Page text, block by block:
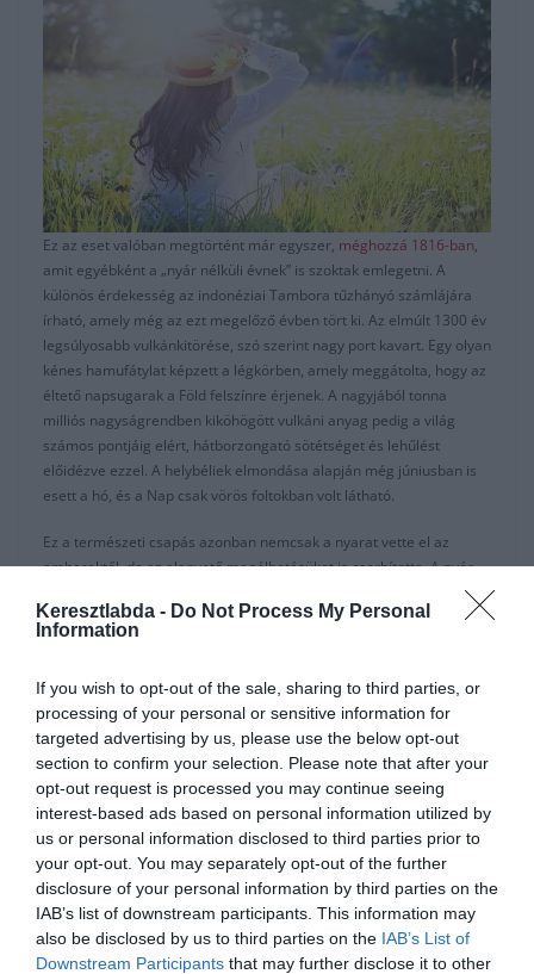
Keresztlabda - Do Not Process My Personal
Information
If you wish to opt-out of the sale, sharing to third parties, or
processing of your personal or sensitive information for
targeted advertising by us, please use the below opt-out
section to confirm your selection. Please note that after your
opt-out request is processed you may continue seeing
interest-based ads based on personal information utilized by
us or personal information disclosed to third parties prior to
your opt-out. You may separately opt-out of the further
disclosure of your personal information by third parties on the
IAB’s list of downstream participants. This information may
also be disclosed by us to third parties on the IAB’s List of
Downstream Participants that may further disclose it to other
Ez az eset valóban megtörtént már egyszer, méghozzá 1816-ban,
amit egyébként a „nyár nélküli évnek” is szoktak emlegetni. A
különös érdekesség az indonéziai Tambora tűzhányó számlájára
írható, amely még az ezt megelőző évben tört ki. Az elmúlt 1300 év
legsúlyosabb vulkánkitörése, szó szerint nagy port kavart. Egy olyan
kénes hamufátylat képzett a légkörben, amely meggátolta, hogy az
éltető napsugarak a Föld felszínre érjenek. A nagyjából tonna
milliós nagyságrendben kiköhögött vulkáni anyag pedig a világ
számos pontjáig elért, hátborzongató sötétséget és lehűlést
előidézve ezzel. A helybéliek elmondása alapján még júniusban is
esett a hó, és a Nap csak vörös foltokban volt látható.
Ez a természeti csapás azonban nemcsak a nyarat vette el az
emberektől, de az alapvető megélhetésüket is csorbította. A nyár
nélküli év gyakorlatilag felért egy mezőgazdasági katasztrófával,
melyet leginkább Nyugat-Európa, Kanada és az Egyesült Államok
sínylett meg. A tartós fagyok miatt tönkrementek a termések, de
talán ennél is rosszabb, hogy a 19. század egyik legnagyobb
éhínsége köszöntött be.
Szerencsére hazánk nem érezte meg különösebben a nyár nélküli
évet, azt az apróságot leszámítva, hogy a vulkáni por miatt, barna
színű hó esett télen.